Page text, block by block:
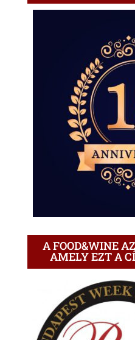
A FOOD&WINE
AMELY EZT A